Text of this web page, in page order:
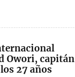
Owori, capitán
27 años